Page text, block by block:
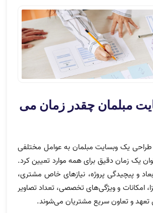
مبلمان چقدر زمان می
طراحی یک وبسایت مبلمان به عوامل مختلفی
یک زمان دقیق برای همه موارد تعیین کرد.
و پیچیدگی پروژه، نیازهای خاص مشتری،
امکانات و ویژگی‌های تخصصی، تعداد تصاویر
تعهد و تعاون سریع مشتریان می‌شوند.